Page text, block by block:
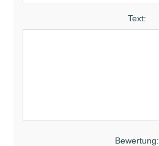
Text:
Bewertung: